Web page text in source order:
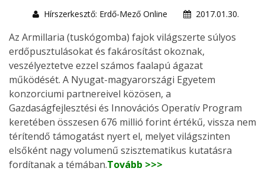
Hírszerkesztő: Erdő-Mező Online
2017.01.30.
Az Armillaria (tuskógomba) fajok világszerte súlyos
erdőpusztulásokat és fakárosítást okoznak,
veszélyeztetve ezzel számos faalapú ágazat
működését. A Nyugat-magyarországi Egyetem
konzorciumi partnereivel közösen, a
Gazdaságfejlesztési és Innovációs Operatív Program
keretében összesen 676 millió forint értékű, vissza nem
térítendő támogatást nyert el, melyet világszinten
elsőként nagy volumenű szisztematikus kutatásra
fordítanak a témában.Tovább >>>